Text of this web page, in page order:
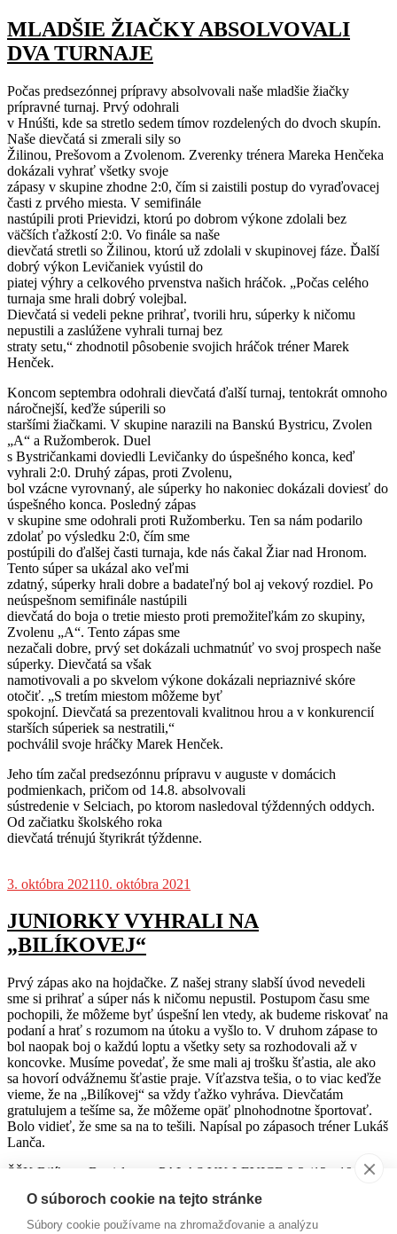
MLADŠIE ŽIAČKY ABSOLVOVALI
DVA TURNAJE
Počas predsezónnej prípravy absolvovali naše mladšie žiačky
prípravné turnaj. Prvý odohrali
v Hnúšti, kde sa stretlo sedem tímov rozdelených do dvoch skupín.
Naše dievčatá si zmerali sily so
Žilinou, Prešovom a Zvolenom. Zverenky trénera Mareka Henčeka
dokázali vyhrať všetky svoje
zápasy v skupine zhodne 2:0, čím si zaistili postup do vyraďovacej
časti z prvého miesta. V semifinále
nastúpili proti Prievidzi, ktorú po dobrom výkone zdolali bez
väčších ťažkostí 2:0. Vo finále sa naše
dievčatá stretli so Žilinou, ktorú už zdolali v skupinovej fáze. Ďalší
dobrý výkon Levičaniek vyústil do
piatej výhry a celkového prvenstva našich hráčok. „Počas celého
turnaja sme hrali dobrý volejbal.
Dievčatá si vedeli pekne prihrať, tvorili hru, súperky k ničomu
nepustili a zaslúžene vyhrali turnaj bez
straty setu,“ zhodnotil pôsobenie svojich hráčok tréner Marek
Henček.
Koncom septembra odohrali dievčatá ďalší turnaj, tentokrát omnoho
náročnejší, keďže súperili so
staršími žiačkami. V skupine narazili na Banskú Bystricu, Zvolen
„A“ a Ružomberok. Duel
s Bystričankami doviedli Levičanky do úspešného konca, keď
vyhrali 2:0. Druhý zápas, proti Zvolenu,
bol vzácne vyrovnaný, ale súperky ho nakoniec dokázali doviesť do
úspešného konca. Posledný zápas
v skupine sme odohrali proti Ružomberku. Ten sa nám podarilo
zdolať po výsledku 2:0, čím sme
postúpili do ďalšej časti turnaja, kde nás čakal Žiar nad Hronom.
Tento súper sa ukázal ako veľmi
zdatný, súperky hrali dobre a badateľný bol aj vekový rozdiel. Po
neúspešnom semifinále nastúpili
dievčatá do boja o tretie miesto proti premožiteľkám zo skupiny,
Zvolenu „A“. Tento zápas sme
nezačali dobre, prvý set dokázali uchmatnúť vo svoj prospech naše
súperky. Dievčatá sa však
namotivovali a po skvelom výkone dokázali nepriaznivé skóre
otočiť. „S tretím miestom môžeme byť
spokojní. Dievčatá sa prezentovali kvalitnou hrou a v konkurencií
starších súperiek sa nestratili,“
pochválil svoje hráčky Marek Henček.
Jeho tím začal predsezónnu prípravu v auguste v domácich
podmienkach, pričom od 14.8. absolvovali
sústredenie v Selciach, po ktorom nasledoval týždenných oddych.
Od začiatku školského roka
dievčatá trénujú štyrikrát týždenne.
3. októbra 202110. októbra 2021
JUNIORKY VYHRALI NA
„BILÍKOVEJ“
Prvý zápas ako na hojdačke. Z našej strany slabší úvod nevedeli
sme si prihrať a súper nás k ničomu nepustil. Postupom času sme
pochopili, že môžeme byť úspešní len vtedy, ak budeme riskovať na
podaní a hrať s rozumom na útoku a vyšlo to. V druhom zápase to
bol naopak boj o každú loptu a všetky sety sa rozhodovali až v
koncovke. Musíme povedať, že sme mali aj trošku šťastia, ale ako
sa hovorí odvážnemu šťastie praje. Víťazstva tešia, o to viac keďže
vieme, že na „Bilíkovej“ sa vždy ťažko vyhráva. Dievčatám
gratulujem a tešíme sa, že môžeme opäť plnohodnotne športovať.
Bolo vidieť, že sme sa na to tešili. Napísal po zápasoch tréner Lukáš
Lanča.
ŠŠK Bilíkova Bratislava – PALAS VK LEVICE 2:3 (12, -19, 6,
ŠŠK Bilíkova Bratislava – PALAS VK LEVICE 1:3 (-22, 23, -23,
O súboroch cookie na tejto stránke
Súbory cookie používame na zhromažďovanie a analýzu